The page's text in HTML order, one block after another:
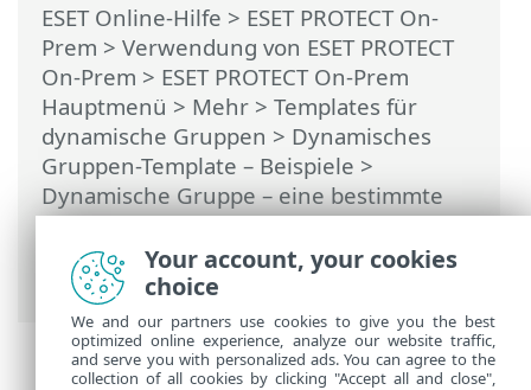
ESET Online-Hilfe > ESET PROTECT On-
Prem > Verwendung von ESET PROTECT
On-Prem > ESET PROTECT On-Prem
Hauptmenü > Mehr > Templates für
dynamische Gruppen > Dynamisches
Gruppen-Template – Beispiele >
Dynamische Gruppe – eine bestimmte
Version einer Software ist nicht
installiert, dafür aber eine andere
Version
Your account, your cookies
choice
We and our partners use cookies to give you the best
optimized online experience, analyze our website traffic,
and serve you with personalized ads. You can agree to the
collection of all cookies by clicking "Accept all and close",